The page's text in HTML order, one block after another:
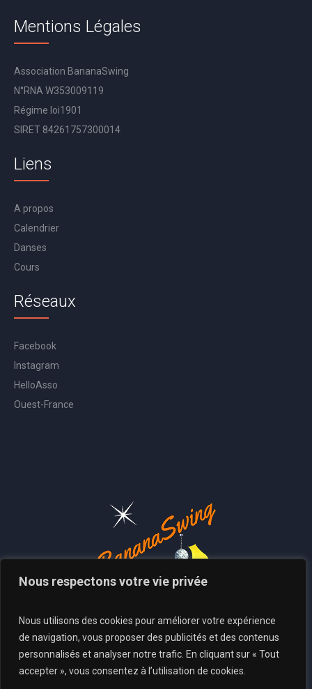
Nous respectons votre vie privée
Nous utilisons des cookies pour améliorer votre expérience
de navigation, vous proposer des publicités et des contenus
personnalisés et analyser notre trafic. En cliquant sur « Tout
accepter », vous consentez à l’utilisation de cookies.
Mentions Légales
Association BananaSwing
N°RNA W353009119
Régime loi1901
SIRET 84261757300014
Liens
A propos
Calendrier
Danses
Cours
Réseaux
Facebook
Instagram
HelloAsso
Ouest-France